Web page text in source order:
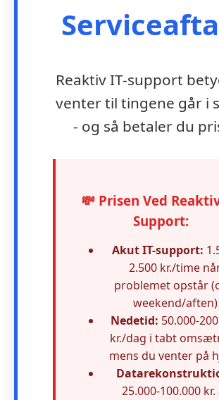
Reaktiv IT-support
venter til tingene går i
- og så betaler du
💸 Prisen Ved
Support:
Akut IT-support:
2.500 kr./time
problemet opstår
weekend/aften)
Nedetid: 50.000-
kr./dag i tabt
mens du venter på
25.000-100.000 kr.